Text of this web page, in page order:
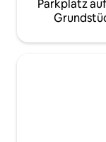
Parkplatz